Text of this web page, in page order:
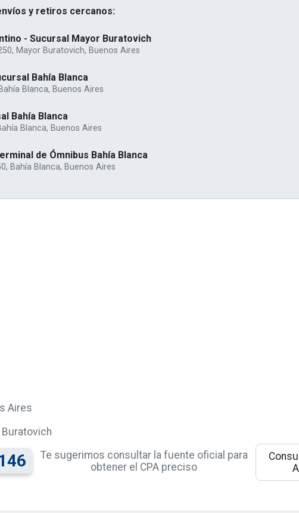
y retiros cercanos:
- Sucursal Mayor Buratovich
Mayor Buratovich, Buenos Aires
Bahía Blanca
Blanca, Buenos Aires
Bahía Blanca
Blanca, Buenos Aires
de Ómnibus Bahía Blanca
Bahía Blanca, Buenos Aires
Aires
Buratovich
Te sugerimos consultar la fuente oficial para
obtener el CPA preciso